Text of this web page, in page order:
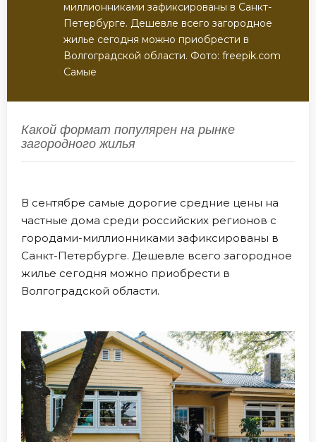
миллионниками зафиксированы в Санкт-
Петербурге. Дешевле всего загородное
жилье сегодня можно приобрести в
Волгоградской области. Фото: freepik.com
Самые
Какой формат популярен на рынке
загородного жилья
В сентябре самые дорогие средние цены на
частные дома среди российских регионов с
городами-миллионниками зафиксированы в
Санкт-Петербурге. Дешевле всего загородное
жилье сегодня можно приобрести в
Волгоградской области.